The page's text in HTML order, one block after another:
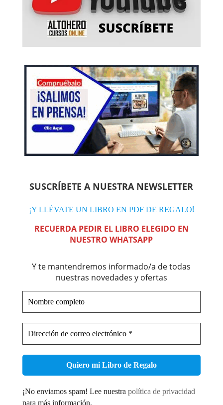
SUSCRÍBETE A NUESTRA NEWSLETTER
¡Y LLÉVATE UN LIBRO EN PDF DE REGALO!
RECUERDA PEDIR EL LIBRO ELEGIDO EN
NUESTRO WHATSAPP
Y te mantendremos informado/a de todas
nuestras novedades y ofertas
completo
de
electrónico
¡No enviamos spam! Lee nuestra política de privacidad
para más información.